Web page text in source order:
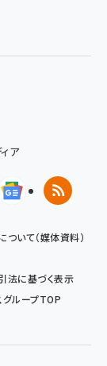
ア
Googleニュ
RSS
ついて（媒体資料）
法に基づく表示
グループTOP